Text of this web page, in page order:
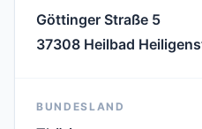
Göttinger Straße 5
37308 Heilbad
BUNDESLAND